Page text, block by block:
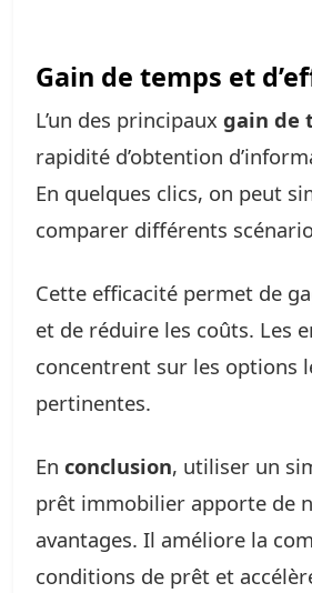
Gain de temps et
L’un des principaux gain de
rapidité d’obtention
En quelques clics, on peut
comparer différents
Cette efficacité permet de
et de réduire les coûts. Les
concentrent sur les options
pertinentes.
En conclusion, utiliser un
prêt immobilier apporte de
avantages. Il améliore la
conditions de prêt et